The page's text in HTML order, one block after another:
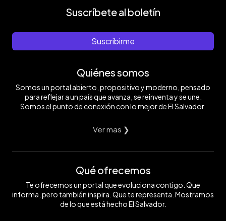
Suscríbete al boletín
Suscribirme
Quiénes somos
Somos un portal abierto, propositivo y moderno, pensado
para reflejar a un país que avanza, se reinventa y se une.
Somos el punto de conexión con lo mejor de El Salvador.
Ver mas ❯
Qué ofrecemos
Te ofrecemos un portal que evoluciona contigo. Que
informa, pero también inspira. Que te representa. Mostramos
de lo que está hecho El Salvador.